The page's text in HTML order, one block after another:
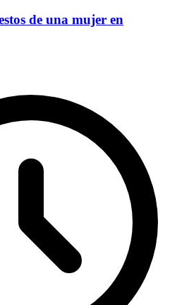
de una mujer en